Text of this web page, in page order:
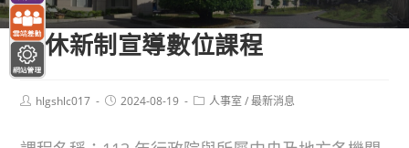
勤休新制宣導數位課程
Posthlgshlc017
Post2024-08-19
Post人事室 / 最新消息